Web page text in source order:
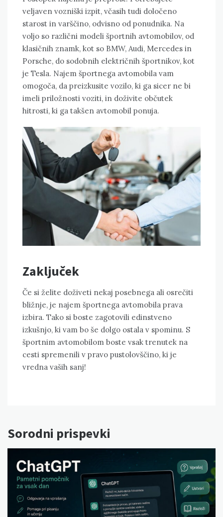
veljaven vozniški izpit, včasih tudi določeno
starost in varščino, odvisno od ponudnika. Na
voljo so različni modeli športnih avtomobilov, od
klasičnih znamk, kot so BMW, Audi, Mercedes in
Porsche, do sodobnih električnih športnikov, kot
je Tesla. Najem športnega avtomobila vam
omogoča, da preizkusite vozilo, ki ga sicer ne bi
imeli priložnosti voziti, in doživite občutek
hitrosti, ki ga takšen avtomobil ponuja.
Zaključek
Če si želite doživeti nekaj posebnega ali osrečiti
bližnje, je najem športnega avtomobila prava
izbira. Tako si boste zagotovili edinstveno
izkušnjo, ki vam bo še dolgo ostala v spominu. S
športnim avtomobilom boste vsak trenutek na
cesti spremenili v pravo pustolovščino, ki je
vredna vaših sanj!
Sorodni prispevki